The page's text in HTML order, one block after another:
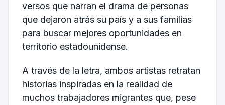
versos que narran el drama de personas
que dejaron atrás su país y a sus familias
para buscar mejores oportunidades en
territorio estadounidense.
A través de la letra, ambos artistas retratan
historias inspiradas en la realidad de
muchos trabajadores migrantes que, pese